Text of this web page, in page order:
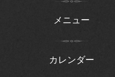
メニュー
カレンダー